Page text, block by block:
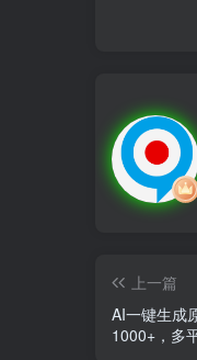
上一篇
AI一键生成
1000+，多